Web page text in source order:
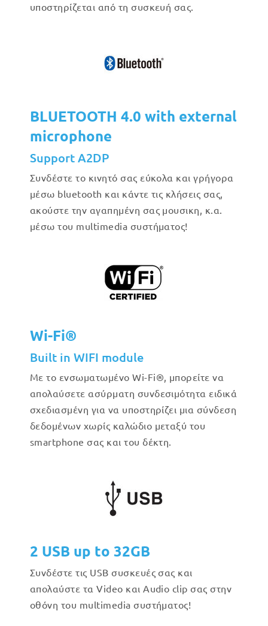
υποστηρίζεται από τη συσκευή σας.
BLUETOOTH 4.0 with external
microphone
Support A2DP
Συνδέστε το κινητό σας εύκολα και γρήγορα
μέσω bluetooth και κάντε τις κλήσεις σας,
ακούστε την αγαπημένη σας μουσικη, κ.α.
μέσω του multimedia συστήματος!
Wi-Fi®
Built in WIFI module
Με το ενσωματωμένο Wi-Fi®, μπορείτε να
απολαύσετε ασύρματη συνδεσιμότητα ειδικά
σχεδιασμένη για να υποστηρίζει μια σύνδεση
δεδομένων χωρίς καλώδιο μεταξύ του
smartphone σας και του δέκτη.
2 USB up to 32GB
Συνδέστε τις USB συσκευές σας και
απολαύστε τα Video και Audio clip σας στην
οθόνη του multimedia συστήματος!